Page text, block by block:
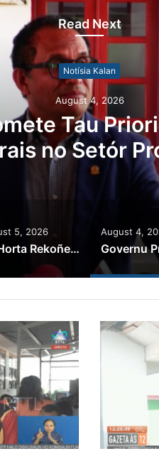
Read Next
Notísia Kalan
August 4, 2026
Tau
no Setór
5, 2026
PR Horta Rekoñese Timoroan Sira Iha Diáspora Nia Kontribuisaun
August 4,